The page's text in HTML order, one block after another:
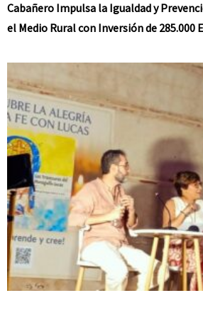
Cabañero Impulsa la Igualdad y
el Medio Rural con Inversión de 285.000